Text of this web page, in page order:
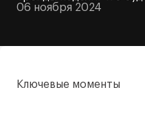
06 ноября 2024
Ключевые моменты